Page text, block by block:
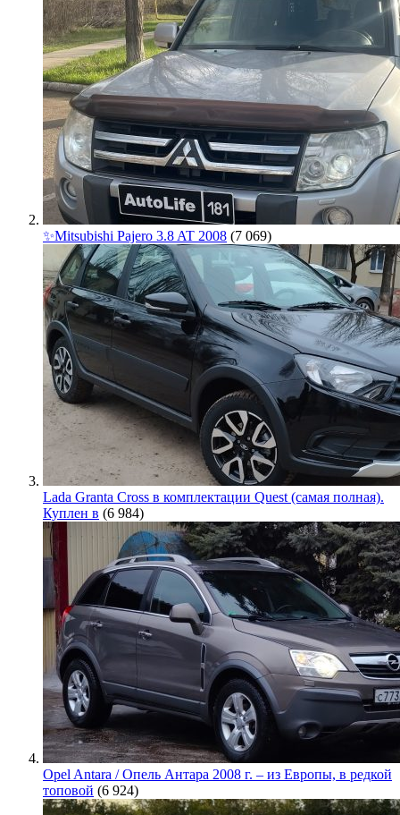
✨Mitsubishi Pajero 3.8 AT 2008 (7 069)
Lada Granta Cross в комплектации Quest (самая полная).
Куплен в (6 984)
Opel Antara / Опель Антара 2008 г. – из Европы, в редкой
топовой (6 924)